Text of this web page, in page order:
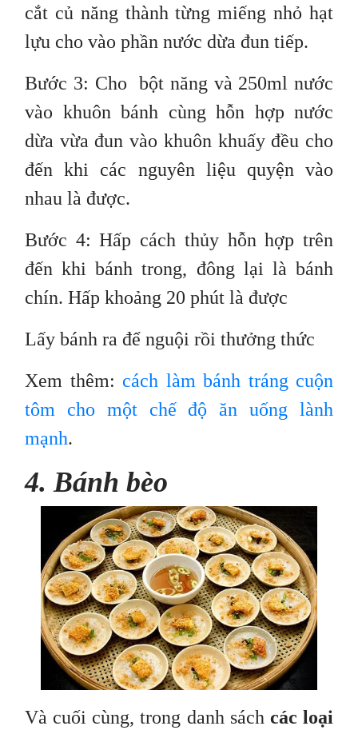
cắt củ năng thành từng miếng nhỏ hạt
lựu cho vào phần nước dừa đun tiếp.
Bước 3: Cho bột năng và 250ml nước
vào khuôn bánh cùng hỗn hợp nước
dừa vừa đun vào khuôn khuấy đều cho
đến khi các nguyên liệu quyện vào
nhau là được.
Bước 4: Hấp cách thủy hỗn hợp trên
đến khi bánh trong, đông lại là bánh
chín. Hấp khoảng 20 phút là được
Lấy bánh ra để nguội rồi thưởng thức
Xem thêm: cách làm bánh tráng cuộn
tôm cho một chế độ ăn uống lành
mạnh.
4. Bánh bèo
Và cuối cùng, trong danh sách các loại